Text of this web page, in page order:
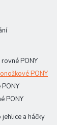
PONY
PONY
PONY
jehlice a háčky